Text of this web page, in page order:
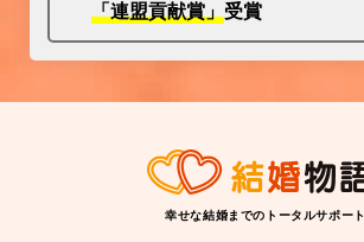
「連盟貢献賞」 受賞
幸せな結婚までのトータルサポート